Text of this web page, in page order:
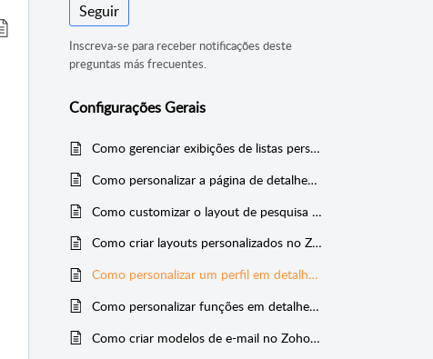
Seguir
Inscreva-se para receber notificações deste
preguntas más frecuentes.
Configurações Gerais
Como gerenciar exibições de listas personalizadas no Zoho CRM
Como personalizar a página de detalhes do registro no Zoho CRM
Como customizar o layout de pesquisa no Zoho CRM
Como criar layouts personalizados no Zoho CRM
Como personalizar um perfil em detalhes no Zoho CRM
Como personalizar funções em detalhes no Zoho CRM
Como criar modelos de e-mail no Zoho CRM